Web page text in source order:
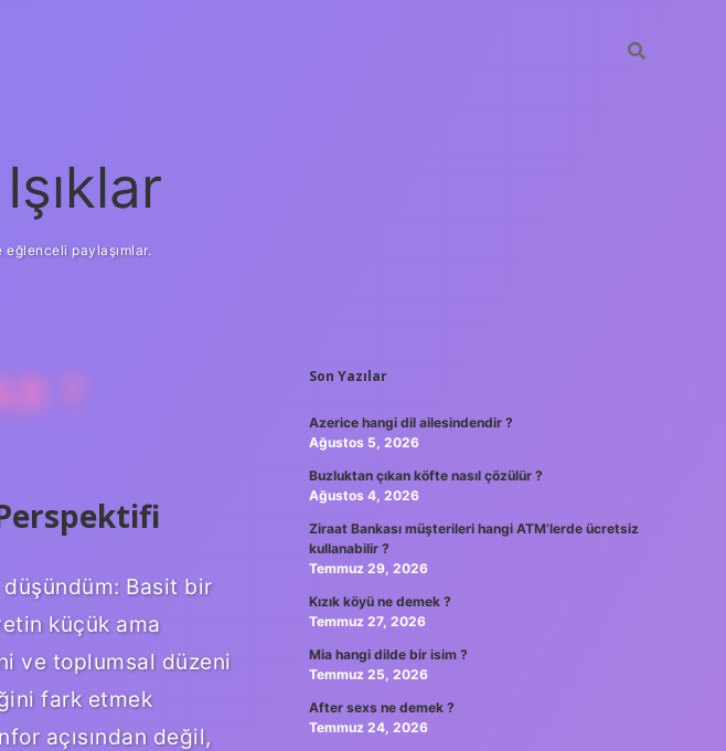
eğlenceli paylaşımlar.
?
Basit bir
küçük ama
ve toplumsal düzeni
fark etmek
açısından değil,
SIDEBAR
Son Yazılar
Azerice hangi dil ailesindendir ?
Ağustos 5, 2026
Buzluktan çıkan köfte nasıl çözülür ?
Ağustos 4, 2026
Ziraat Bankası müşterileri hangi ATM’lerde ücretsiz
kullanabilir ?
Temmuz 29, 2026
Kızık köyü ne demek ?
Temmuz 27, 2026
Mia hangi dilde bir isim ?
Temmuz 25, 2026
After sexs ne demek ?
Temmuz 24, 2026
ilbet giriş güvenilir bahis siteleriilbet giriş